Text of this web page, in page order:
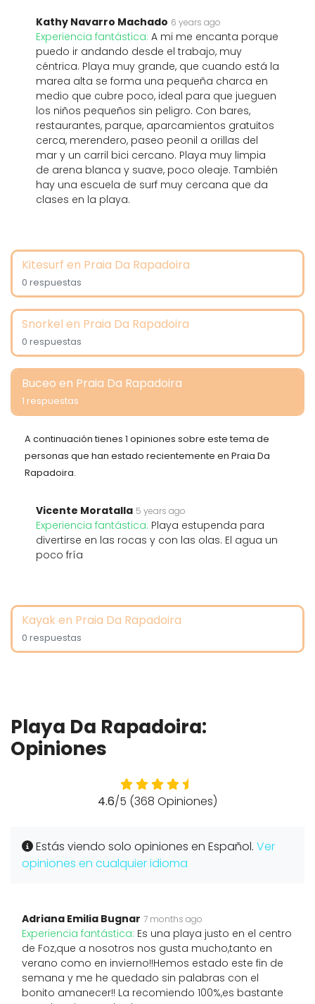
Kathy Navarro Machado 6 years ago
Experiencia fantástica: A mi me encanta porque
puedo ir andando desde el trabajo, muy
céntrica. Playa muy grande, que cuando está la
marea alta se forma una pequeña charca en
medio que cubre poco, ideal para que jueguen
los niños pequeños sin peligro. Con bares,
restaurantes, parque, aparcamientos gratuitos
cerca, merendero, paseo peonil a orillas del
mar y un carril bici cercano. Playa muy limpia
de arena blanca y suave, poco oleaje. También
hay una escuela de surf muy cercana que da
clases en la playa.
Kitesurf en Praia Da Rapadoira
0 respuestas
Snorkel en Praia Da Rapadoira
0 respuestas
Buceo en Praia Da Rapadoira
1 respuestas
A continuación tienes 1 opiniones sobre este tema de
personas que han estado recientemente en Praia Da
Rapadoira.
Vicente Moratalla 5 years ago
Experiencia fantástica: Playa estupenda para
divertirse en las rocas y con las olas. El agua un
poco fría
Kayak en Praia Da Rapadoira
0 respuestas
Playa Da Rapadoira:
Opiniones
4.6/5 (368 Opiniones)
Estás viendo solo opiniones en Español. Ver
opiniones en cualquier idioma
Adriana Emilia Bugnar 7 months ago
Experiencia fantástica: Es una playa justo en el centro
de Foz,que a nosotros nos gusta mucho,tanto en
verano como en invierno!!Hemos estado este fin de
semana y me he quedado sin palabras con el
bonito amanecer!! La recomiendo 100%,es bastante